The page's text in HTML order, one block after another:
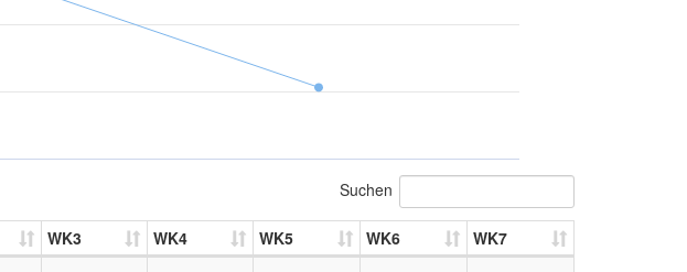
Suchen
WK3 WK4 WK5 WK6 WK7